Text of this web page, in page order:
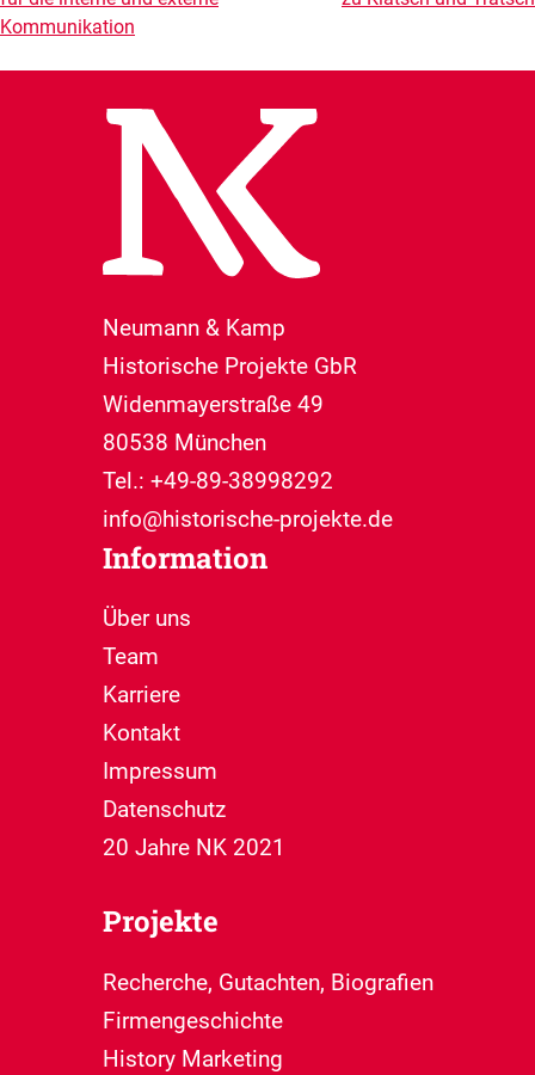
Kommunikation
Neumann & Kamp
Historische Projekte GbR
Widenmayerstraße 49
80538 München
Tel.: +49-89-38998292
info@historische-projekte.de
Information
Über uns
Team
Karriere
Kontakt
Impressum
Datenschutz
20 Jahre NK 2021
Projekte
Recherche, Gutachten, Biografien
Firmengeschichte
History Marketing